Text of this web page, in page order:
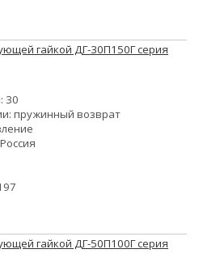
гайкой ДГ-30П150Г серия
30
пружинный возврат
гайкой ДГ-50П100Г серия